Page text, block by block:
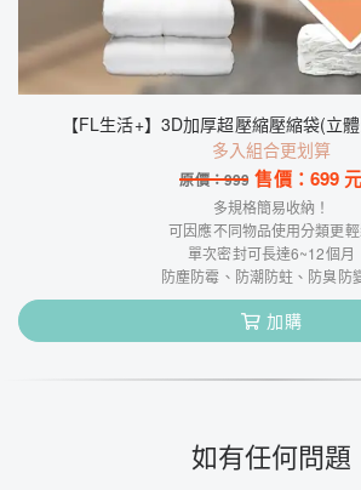
【FL生活+】3D加厚超壓縮壓縮袋(立
多入組合更划算
原價：999 售價： 699元
多規格簡易收納！
可因應不同物品使用分類更
單次密封可長達6~12個月
防塵防霉、防潮防蛀、防臭防
加購
如有任何問題